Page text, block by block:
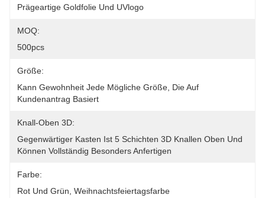
Prägeartige Goldfolie Und UVlogo
MOQ:
500pcs
Größe:
Kann Gewohnheit Jede Mögliche Größe, Die Auf
Kundenantrag Basiert
Knall-Oben 3D:
Gegenwärtiger Kasten Ist 5 Schichten 3D Knallen Oben Und
Können Vollständig Besonders Anfertigen
Farbe:
Rot Und Grün, Weihnachtsfeiertagsfarbe